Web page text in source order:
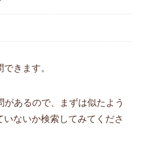
きます。
があるので、まずは似たよう
ないか検索してみてくださ